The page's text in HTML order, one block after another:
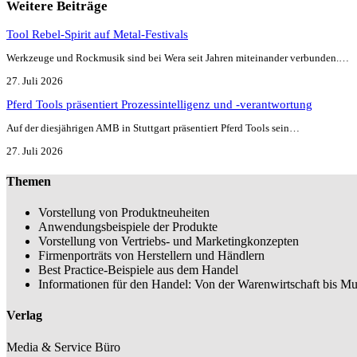
Weitere Beiträge
Tool Rebel-Spirit auf Metal-Festivals
Werkzeuge und Rockmusik sind bei Wera seit Jahren miteinander verbunden.…
27. Juli 2026
Pferd Tools präsentiert Prozessintelligenz und -verantwortung
Auf der diesjährigen AMB in Stuttgart präsentiert Pferd Tools sein…
27. Juli 2026
Themen
Vorstellung von Produktneuheiten
Anwendungsbeispiele der Produkte
Vorstellung von Vertriebs- und Marketingkonzepten
Firmenporträts von Herstellern und Händlern
Best Practice-Beispiele aus dem Handel
Informationen für den Handel: Von der Warenwirtschaft bis
Verlag
Media & Service Büro